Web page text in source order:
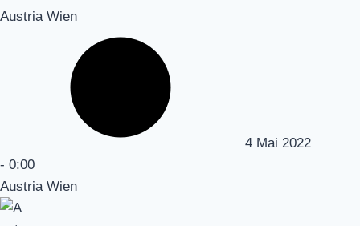
Austria Wien
4 Mai 2022
- 0:00
Austria Wien